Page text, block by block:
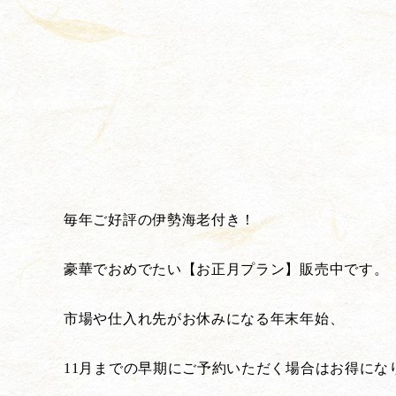
毎年ご好評の伊勢海老付き！
豪華でおめでたい【お正月プラン】販売中です。
市場や仕入れ先がお休みになる年末年始、
11月までの早期にご予約いただく場合はお得にな